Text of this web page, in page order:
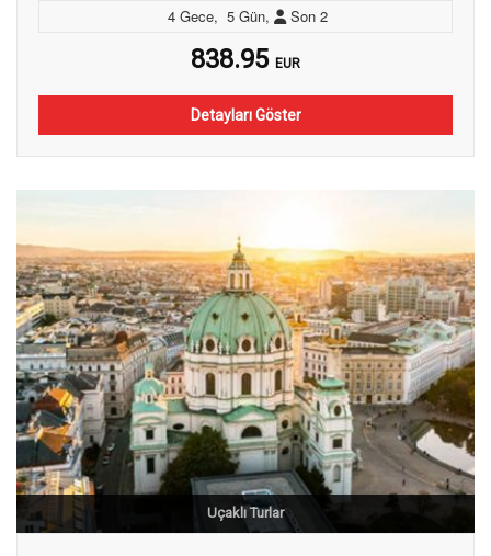
4 Gece, 5 Gün, Son 2
838.95 EUR
Detayları Göster
Uçaklı Turlar